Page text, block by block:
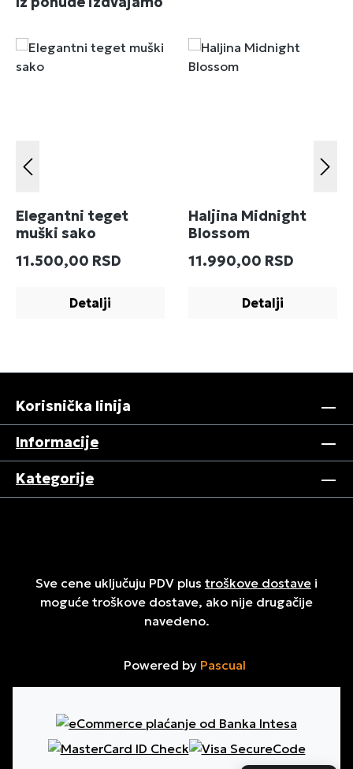
Elegantni teget
muški sako
Redovna cena:
11.500,00 RSD
Detalji
Haljina Midnight
Blossom
Redovna cena:
11.990,00 RSD
Detalji
Korisnička linija
Informacije
Kategorije
Sve cene uključuju PDV plus troškove dostave i
moguće troškove dostave, ako nije drugačije
navedeno.
Powered by Pascual